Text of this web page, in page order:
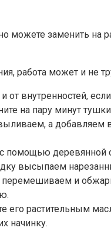
можете заменить на
работа может и не
внутренностей,
на пару минут
а
деревянной
высыпаем
перемешиваем и
его растительным
начинку.